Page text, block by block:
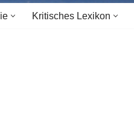
Kritisches Lexikon